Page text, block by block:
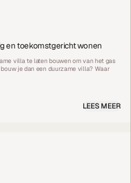
en toekomstgericht wonen
villa te laten bouwen om van het gas
je dan een duurzame villa? Waar
LEES MEER